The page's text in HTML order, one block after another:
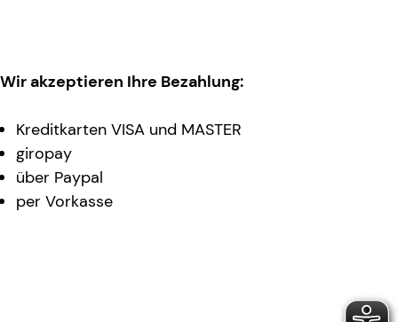
Wir akzeptieren Ihre Bezahlung:
Kreditkarten VISA und MASTER
giropay
über Paypal
per Vorkasse